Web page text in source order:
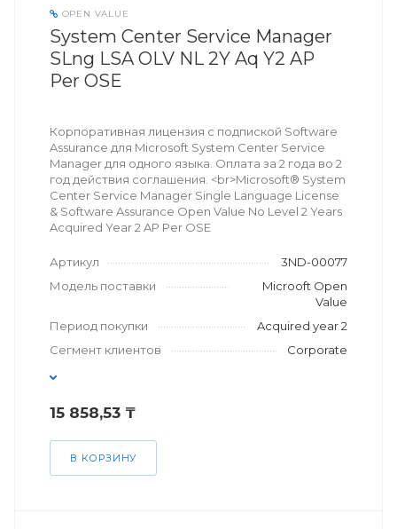
OPEN VALUE
System Center Service Manager
SLng LSA OLV NL 2Y Aq Y2 AP
Per OSE
Корпоративная лицензия с подпиской Software
Assurance для Microsoft System Center Service
Manager для одного языка. Оплата за 2 года во 2
год действия соглашения. <br>Microsoft® System
Center Service Manager Single Language License
& Software Assurance Open Value No Level 2 Years
Acquired Year 2 AP Per OSE
Артикул
3ND-00077
Модель поставки
Microoft Open
Value
Период покупки
Acquired year 2
Сегмент клиентов
Corporate
15 858,53 ₸
В КОРЗИНУ